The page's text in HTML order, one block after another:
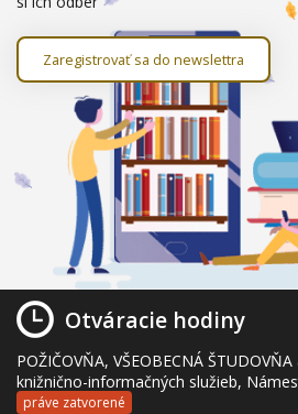
Zaregistrovať sa do newslettra
Otváracie hodiny
POŽIČOVŇA, VŠEOBECNÁ
knižnično-informačných služieb,
práve zatvorené